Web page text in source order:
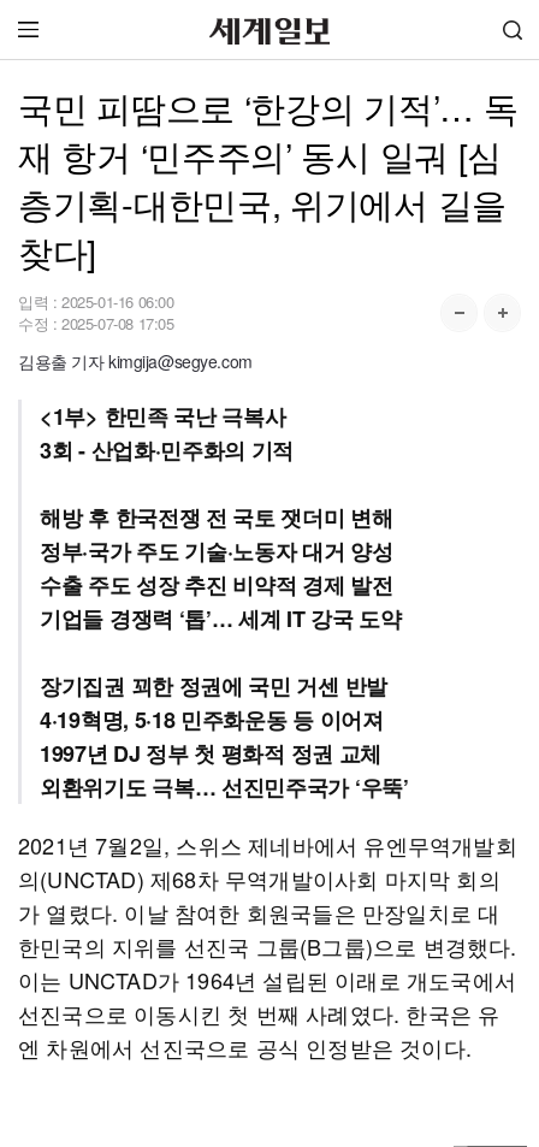
국민 피땀으로 ‘한강의 기적’… 독
재 항거 ‘민주주의’ 동시 일궈 [심
층기획-대한민국, 위기에서 길을
찾다]
입력 : 2025-01-16 06:00
수정 : 2025-07-08 17:05
김용출 기자 kimgija@segye.com
<1부> 한민족 국난 극복사
3회 - 산업화·민주화의 기적
해방 후 한국전쟁 전 국토 잿더미 변해
정부·국가 주도 기술·노동자 대거 양성
수출 주도 성장 추진 비약적 경제 발전
기업들 경쟁력 ‘톱’… 세계 IT 강국 도약
장기집권 꾀한 정권에 국민 거센 반발
4·19혁명, 5·18 민주화운동 등 이어져
1997년 DJ 정부 첫 평화적 정권 교체
외환위기도 극복… 선진민주국가 ‘우뚝’
2021년 7월2일, 스위스 제네바에서 유엔무역개발회
의(UNCTAD) 제68차 무역개발이사회 마지막 회의
가 열렸다. 이날 참여한 회원국들은 만장일치로 대
한민국의 지위를 선진국 그룹(B그룹)으로 변경했다.
이는 UNCTAD가 1964년 설립된 이래로 개도국에서
선진국으로 이동시킨 첫 번째 사례였다. 한국은 유
엔 차원에서 선진국으로 공식 인정받은 것이다.